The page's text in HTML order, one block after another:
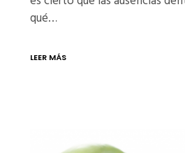
qué…
LEER MÁS